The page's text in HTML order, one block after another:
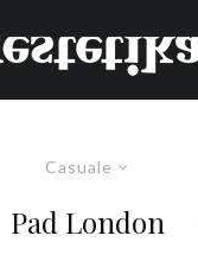
Casuale
Pad London